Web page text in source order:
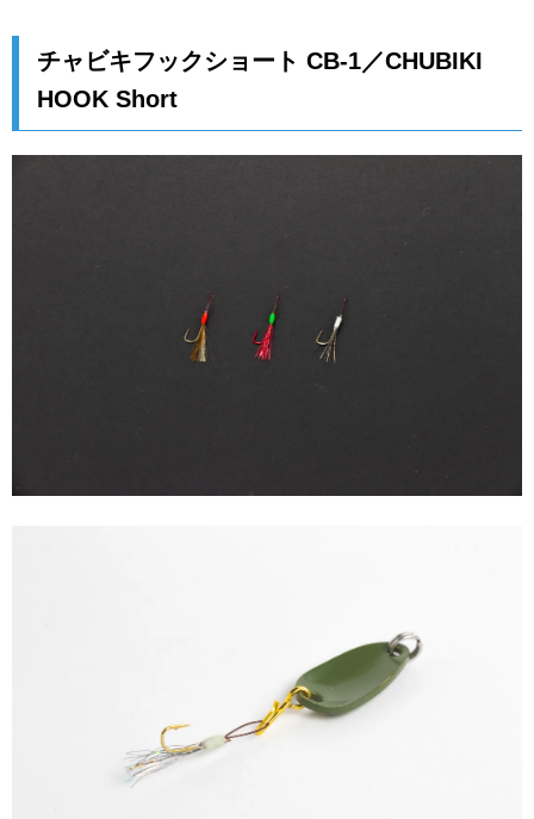
チャビキフックショート CB-1／CHUBIKI
HOOK Short